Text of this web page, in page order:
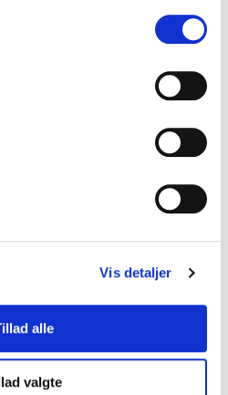
Vis detaljer
alle
valgte